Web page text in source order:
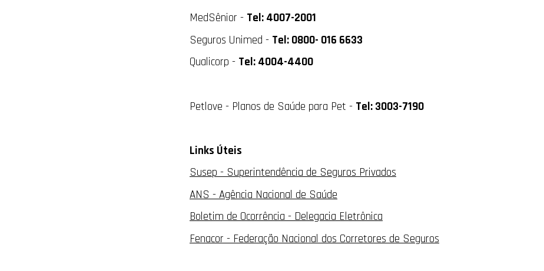
MedSênior - Tel: 4007-2001
Seguros Unimed - Tel: 0800- 016 6633
Qualicorp - Tel: 4004-4400
Petlove - Planos de Saúde para Pet - Tel: 3003-7190
Links Úteis
Susep - Superintendência de Seguros Privados
ANS - Agência Nacional de Saúde
Boletim de Ocorrência - Delegacia Eletrônica
Fenacor - Federação Nacional dos Corretores de Seguros